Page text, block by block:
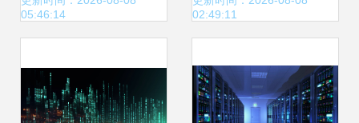
05:46:14
02:49:11